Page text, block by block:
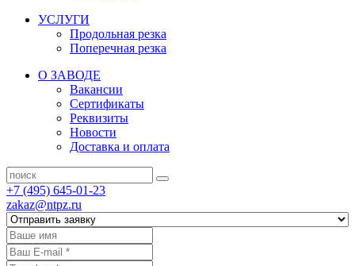
УСЛУГИ
Продольная резка
Поперечная резка
О ЗАВОДЕ
Вакансии
Сертификаты
Реквизиты
Новости
Доставка и оплата
+7 (495) 645-01-23
zakaz@ntpz.ru